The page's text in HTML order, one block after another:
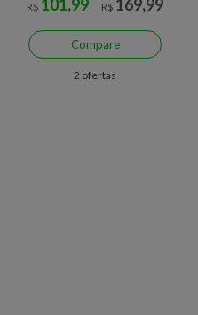
R$ 101,99
R$ 169,99
Compare
2 ofertas